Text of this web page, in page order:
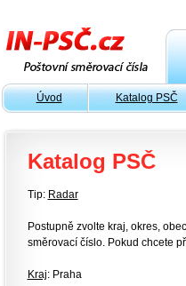
Úvod Katalog PSČ
Katalog PSČ
Tip: Radar
Postupně zvolte kraj, okres,
směrovací číslo. Pokud chcete
Kraj: Praha